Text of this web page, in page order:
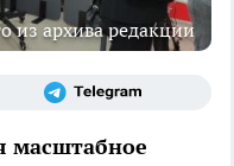
из архива редакции
масштабное